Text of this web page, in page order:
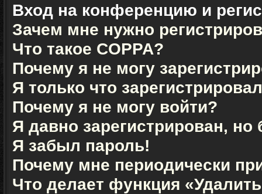
Вход на конференцию и
Зачем мне нужно
Что такое COPPA?
Почему я не могу
Я только что
Почему я не могу войти?
Я давно зарегистрирован,
Я забыл пароль!
Почему мне периодически
Что делает функция